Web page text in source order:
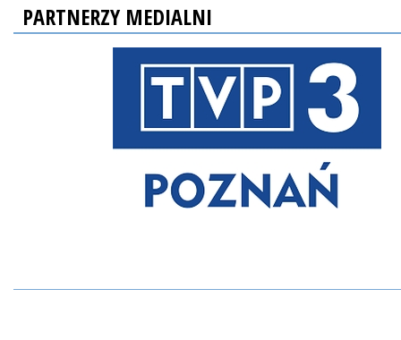
PARTNERZY MEDIALNI